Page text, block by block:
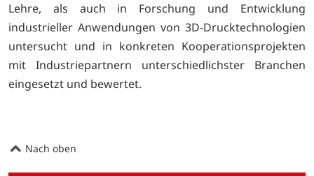
Lehre, als auch in Forschung und Entwicklung
industrieller Anwendungen von 3D-Drucktechnologien
untersucht und in konkreten Kooperationsprojekten
mit Industriepartnern unterschiedlichster Branchen
eingesetzt und bewertet.
Nach oben